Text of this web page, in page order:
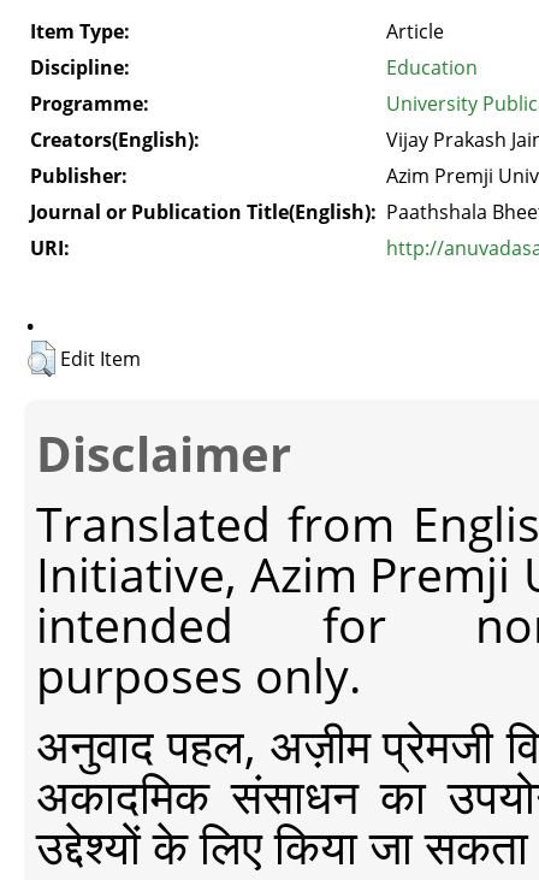
Item Type:
Article
Discipline:
Education
Programme:
University
Creators(English):
Vijay Prakash
Publisher:
Azim Premji
Journal or Publication Title(English): Paathshala
URI:
http://
.
Edit Item
Disclaimer
Translated from
Initiative, Azim Premji
intended for non-
purposes only.
अनुवाद पहल, अज़ीम प्रेमजी
अकादमिक संसाधन का
उद्देश्यों के लिए किया जा